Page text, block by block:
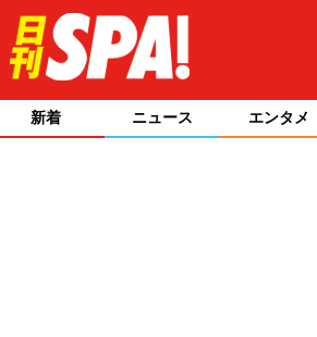
新着 ニュース エンタメ